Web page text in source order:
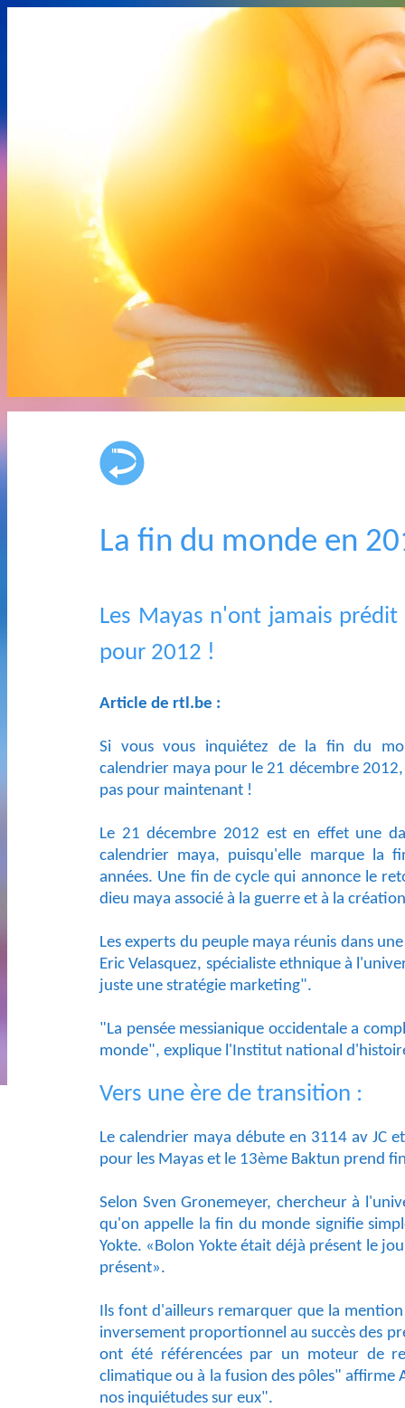
La fin du monde en
Les Mayas n'ont jamais
pour 2012 !
Article de rtl.be :
Si vous vous inquiétez de la fin du
calendrier maya pour le 21 décembre
pas pour maintenant !
Le 21 décembre 2012 est en effet une
calendrier maya, puisqu'elle marque la
années. Une fin de cycle qui annonce le
dieu maya associé à la guerre et à la
Les experts du peuple maya réunis dans
Eric Velasquez, spécialiste ethnique à
juste une stratégie marketing".
"La pensée messianique occidentale a
monde", explique l'Institut national
Vers une ère de transition :
Le calendrier maya débute en 3114 av JC
pour les Mayas et le 13ème Baktun prend
Selon Sven Gronemeyer, chercheur à
qu'on appelle la fin du monde signifie
Yokte. «Bolon Yokte était déjà présent le
présent».
Ils font d'ailleurs remarquer que la
inversement proportionnel au succès des
ont été référencées par un moteur de
climatique ou à la fusion des pôles"
nos inquiétudes sur eux".